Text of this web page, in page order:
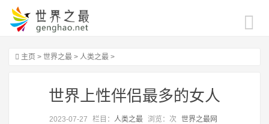
主页 > 世界之最 > 人类之最 >
世界上性伴侣最多的女人
2023-07-27 栏目： 人类之最 浏览： 次 世界之最网